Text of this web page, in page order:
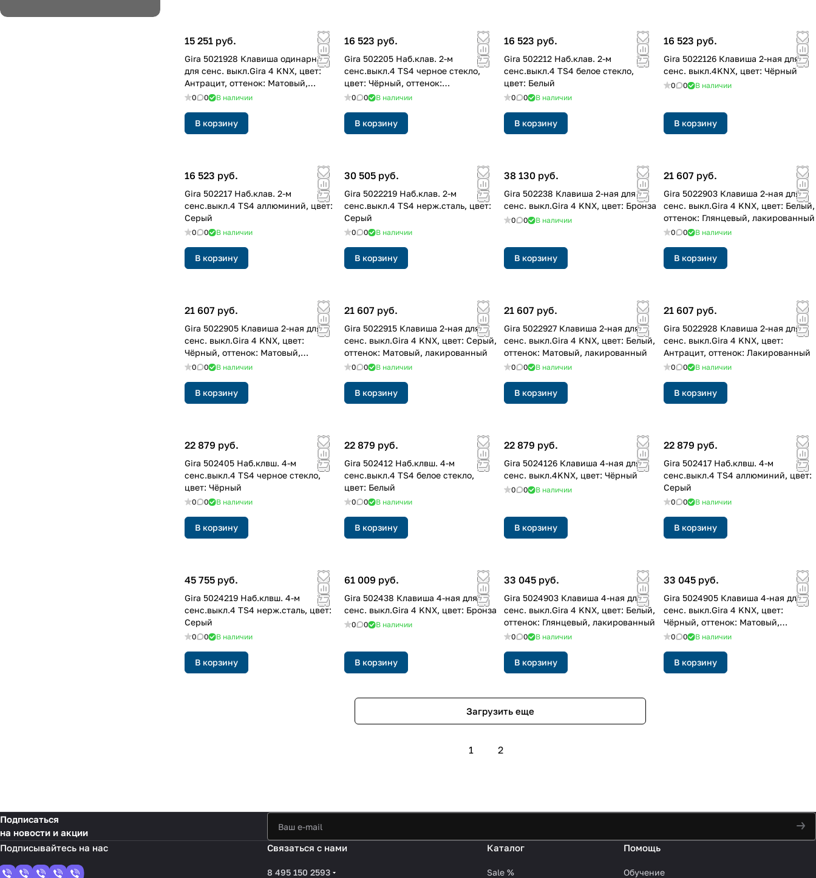
15 251 руб.
Gira 5021928 Клавиша одинарная
для сенс. выкл.Gira 4 KNX, цвет:
Антрацит, оттенок: Матовый,
лакированный
0 0 В наличии
В корзину
16 523 руб.
Gira 502205 Hаб.клав. 2-м
сенс.выкл.4 TS4 черное стекло,
цвет: Чёрный, оттенок:
Лакированный
0 0 В наличии
В корзину
16 523 руб.
Gira 502212 Hаб.клав. 2-м
сенс.выкл.4 TS4 белое стекло,
цвет: Белый
0 0 В наличии
В корзину
16 523 руб.
Gira 5022126 Клавиша 2-ная для
сенс. выкл.4KNX, цвет: Чёрный
0 0 В наличии
В корзину
16 523 руб.
Gira 502217 Hаб.клав. 2-м
сенс.выкл.4 TS4 аллюминий, цвет:
Серый
0 0 В наличии
В корзину
30 505 руб.
Gira 5022219 Hаб.клав. 2-м
сенс.выкл.4 TS4 нерж.сталь, цвет:
Серый
0 0 В наличии
В корзину
38 130 руб.
Gira 502238 Клавиша 2-ная для
сенс. выкл.Gira 4 KNX, цвет: Бронза
0 0 В наличии
В корзину
21 607 руб.
Gira 5022903 Клавиша 2-ная для
сенс. выкл.Gira 4 KNX, цвет: Белый,
оттенок: Глянцевый, лакированный
0 0 В наличии
В корзину
21 607 руб.
Gira 5022905 Клавиша 2-ная для
сенс. выкл.Gira 4 KNX, цвет:
Чёрный, оттенок: Матовый,
лакированный
0 0 В наличии
В корзину
21 607 руб.
Gira 5022915 Клавиша 2-ная для
сенс. выкл.Gira 4 KNX, цвет: Серый,
оттенок: Матовый, лакированный
0 0 В наличии
В корзину
21 607 руб.
Gira 5022927 Клавиша 2-ная для
сенс. выкл.Gira 4 KNX, цвет: Белый,
оттенок: Матовый, лакированный
0 0 В наличии
В корзину
21 607 руб.
Gira 5022928 Клавиша 2-ная для
сенс. выкл.Gira 4 KNX, цвет:
Антрацит, оттенок: Лакированный
0 0 В наличии
В корзину
22 879 руб.
Gira 502405 Наб.клвш. 4-м
сенс.выкл.4 TS4 черное стекло,
цвет: Чёрный
0 0 В наличии
В корзину
22 879 руб.
Gira 502412 Наб.клвш. 4-м
сенс.выкл.4 TS4 белое стекло,
цвет: Белый
0 0 В наличии
В корзину
22 879 руб.
Gira 5024126 Клавиша 4-ная для
сенс. выкл.4KNX, цвет: Чёрный
0 0 В наличии
В корзину
22 879 руб.
Gira 502417 Наб.клвш. 4-м
сенс.выкл.4 TS4 аллюминий, цвет:
Серый
0 0 В наличии
В корзину
45 755 руб.
Gira 5024219 Наб.клвш. 4-м
сенс.выкл.4 TS4 нерж.сталь, цвет:
Серый
0 0 В наличии
В корзину
61 009 руб.
Gira 502438 Клавиша 4-ная для
сенс. выкл.Gira 4 KNX, цвет: Бронза
0 0 В наличии
В корзину
33 045 руб.
Gira 5024903 Клавиша 4-ная для
сенс. выкл.Gira 4 KNX, цвет: Белый,
оттенок: Глянцевый, лакированный
0 0 В наличии
В корзину
33 045 руб.
Gira 5024905 Клавиша 4-ная для
сенс. выкл.Gira 4 KNX, цвет:
Чёрный, оттенок: Матовый,
лакированный
0 0 В наличии
В корзину
Загрузить еще
1 2
Подписаться
на новости и акции
Связаться с нами
8 495 150 2593
Каталог
Sale %
Помощь
Обучение